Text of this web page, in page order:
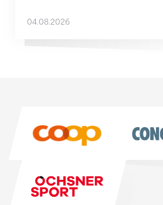
04.08.2026